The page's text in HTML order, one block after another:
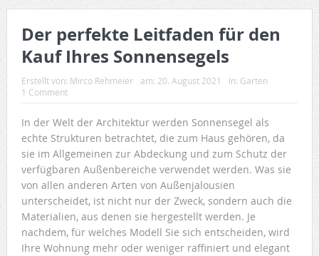
Der perfekte Leitfaden für den
Kauf Ihres Sonnensegels
Erstellt von: Mirco Rehmeier am: 20. August 2021 In: Garten
1 Comment
In der Welt der Architektur werden Sonnensegel als
echte Strukturen betrachtet, die zum Haus gehören, da
sie im Allgemeinen zur Abdeckung und zum Schutz der
verfügbaren Außenbereiche verwendet werden. Was sie
von allen anderen Arten von Außenjalousien
unterscheidet, ist nicht nur der Zweck, sondern auch die
Materialien, aus denen sie hergestellt werden. Je
nachdem, für welches Modell Sie sich entscheiden, wird
Ihre Wohnung mehr oder weniger raffiniert und elegant